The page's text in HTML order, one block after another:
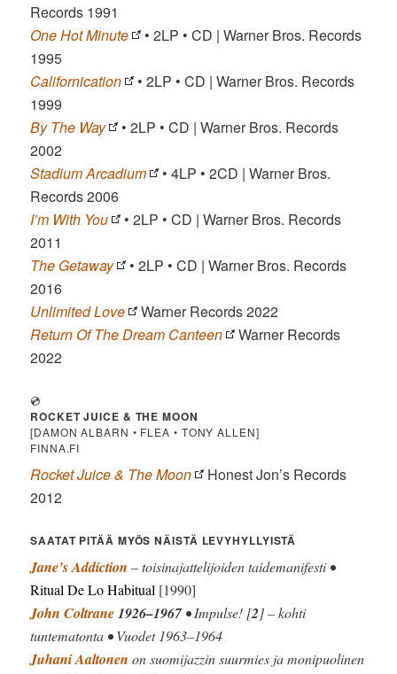
Records 1991
One Hot Minute
• 2LP • CD | Warner Bros. Records
1995
Californication
• 2LP • CD | Warner Bros. Records
1999
By The Way
• 2LP • CD | Warner Bros. Records
2002
Stadium Arcadium
• 4LP • 2CD | Warner Bros.
Records 2006
I’m With You
• 2LP • CD | Warner Bros. Records
2011
The Getaway
• 2LP • CD | Warner Bros. Records
2016
Unlimited Love
Warner Records 2022
Return Of The Dream Canteen
Warner Records
2022
💿
ROCKET JUICE & THE MOON
[DAMON ALBARN • FLEA • TONY ALLEN]
FINNA.FI
Rocket Juice & The Moon
Honest Jon’s Records
2012
SAATAT PITÄÄ MYÖS NÄISTÄ LEVYHYLLYISTÄ
Jane’s Addiction – toisinajattelijoiden taidemanifesti •
Ritual De Lo Habitual [1990]
John Coltrane1926–1967• Impulse! [2] – kohti
tuntematonta • Vuodet 1963–1964
Juhani Aaltonen on suomijazzin suurmies ja monipuolinen